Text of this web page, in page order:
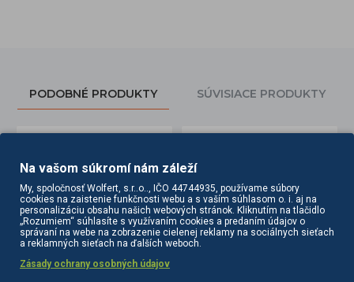
PODOBNÉ PRODUKTY SÚVISIACE PRODUKTY
Na vašom súkromí nám záleží
My, spoločnosť Wolfert, s.r..o.., IČO 44744935, používame súbory
cookies na zaistenie funkčnosti webu a s vaším súhlasom o. i. aj na
personalizáciu obsahu našich webových stránok. Kliknutím na tlačidlo
„Rozumiem“ súhlasíte s využívaním cookies a predaním údajov o
správaní na webe na zobrazenie cielenej reklamy na sociálnych sieťach
a reklamných sieťach na ďalších weboch.
Zásady ochrany osobných údajov